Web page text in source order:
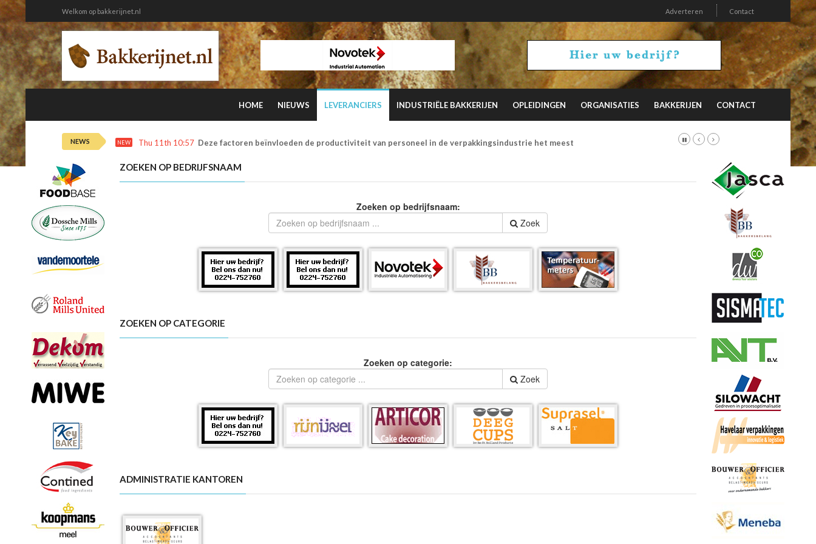
Welkom op bakkerijnet.nl Adverteren Contact
HOME NIEUWS LEVERANCIERS INDUSTRIËLE BAKKERIJEN OPLEIDINGEN ORGANISATIES BAKKERIJEN CONTACT
NEWS NEW Thu 11th 10:57 Deze factoren beïnvloeden de productiviteit van personeel in de verpakkingsindustrie het meest
ZOEKEN OP BEDRIJFSNAAM
Zoeken op bedrijfsnaam:
Zoek
ZOEKEN OP CATEGORIE
Zoeken op categorie:
Zoek
ADMINISTRATIE KANTOREN